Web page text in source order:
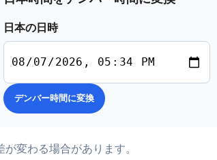
日本の日時
デンバー時間に変換
変わる場合があります。